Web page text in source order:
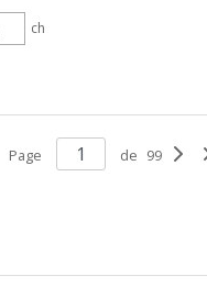
ch
Page de 99